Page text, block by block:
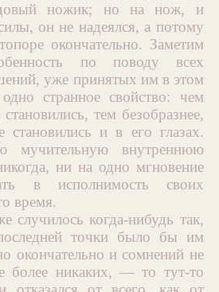
ножик; но на нож, и
он не надеялся, а потому
окончательно. Заметим
по поводу всех
уже принятых им в этом
странное свойство: чем
тем безобразнее,
становились и в его глазах.
мучительную внутреннюю
ни на одно мгновение
в исполнимость своих
время.
случилось когда-нибудь так,
точки было бы им
окончательно и сомнений не
более никаких, — то тут-то